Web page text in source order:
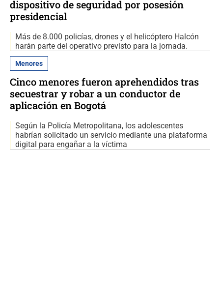
dispositivo de seguridad por posesión
presidencial
Más de 8.000 policías, drones y el helicóptero Halcón
harán parte del operativo previsto para la jornada.
Menores
Cinco menores fueron aprehendidos tras
secuestrar y robar a un conductor de
aplicación en Bogotá
Según la Policía Metropolitana, los adolescentes
habrían solicitado un servicio mediante una plataforma
digital para engañar a la víctima